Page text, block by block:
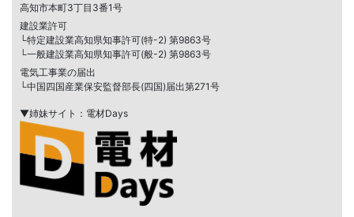
高知市本町3丁目3番1号
建設業許可
└特定建設業高知県知事許可(特-2) 第9863号
└一般建設業高知県知事許可(般-2) 第9863号
電気工事業の届出
└中国四国産業保安監督部長(四国)届出第271号
▼姉妹サイト：電材Days